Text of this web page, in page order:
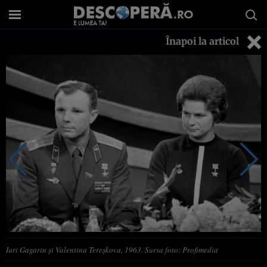
Înapoi la articol
Iuri Gagarin și Valentina Tereșkova, 1963. Sursa foto: Profimedia